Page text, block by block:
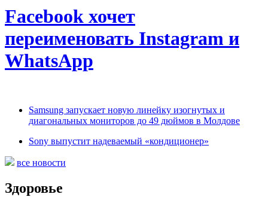
Facebook хочет
переименовать Instagram и
WhatsApp
Samsung запускает новую линейку изогнутых и
диагональных мониторов до 49 дюймов в Молдове
Sony выпустит надеваемый «кондиционер»
все новости
Здоровье